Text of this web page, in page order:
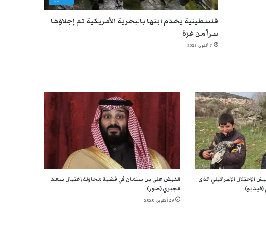
فلسطينية يخدم ابنها بالبحرية الأمريكية تم إجلاؤها
سراً من غزة
7 أكتوبر، 2025
الإسرائيلي الذي
(فيديو)
القبض على بن سلمان في قضية محاولة إغتيال سعد
الجبري (صور)
29 أكتوبر، 2020